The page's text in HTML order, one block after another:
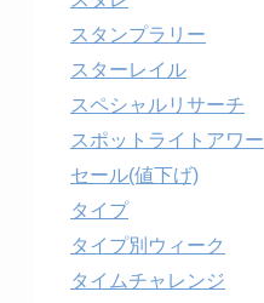
スタンプラリー
スターレイル
スペシャルリサーチ
スポットライトアワー
セール(値下げ)
タイプ
タイプ別ウィーク
タイムチャレンジ